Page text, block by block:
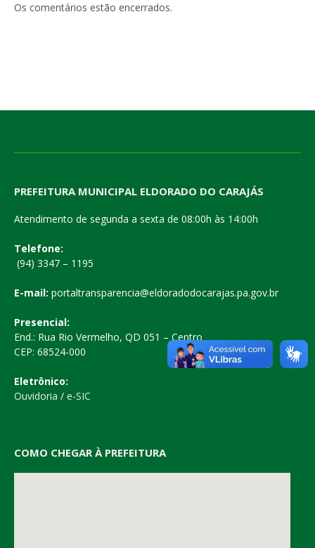
Os comentários estão encerrados.
PREFEITURA MUNICIPAL ELDORADO DO CARAJÁS
Atendimento de segunda a sexta de 08:00h às 14:00h
Telefone:
(94) 3347 – 1195
E-mail: portaltransparencia@eldoradodocarajas.pa.gov.br
Presencial:
End.: Rua Rio Vermelho, QD 051 – Centro
CEP: 68524-000
Eletrônico:
Ouvidoria / e-SIC
COMO CHEGAR À PREFEITURA